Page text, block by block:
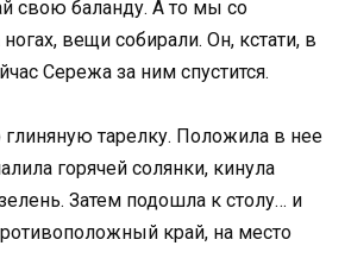
свою баланду. А то мы со
вещи собирали. Он, кстати, в
Сережа за ним спустится.
тарелку. Положила в нее
горячей солянки, кинула
Затем подошла к столу… и
край, на место